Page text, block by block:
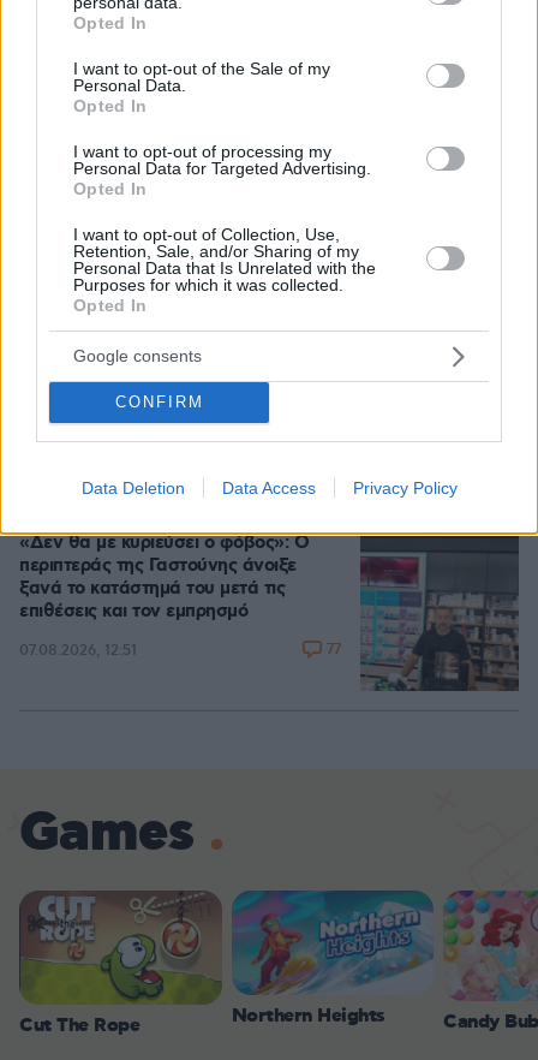
grant or deny consent to Google and its third-party tags to
use your data for below specified purposes in below Google
consent section.
Opted In
I want to opt-out of the Sale of my
Personal Data.
Opted In
I want to opt-out of processing my
Personal Data for Targeted Advertising.
Opted In
I want to opt-out of Collection, Use,
Retention, Sale, and/or Sharing of my
Personal Data that Is Unrelated with the
Purposes for which it was collected.
Opted In
Google consents
CONFIRM
Data Deletion Data Access Privacy Policy
07.08.2026, 10:26
γέφυρας Ρίου-Αντιρρίου: Αντέχει
πρόσκρουση με δεξαμενόπλοιο,
τυφώνες και κόστισε 800 εκατ. ευρώ
07.08.2026, 09:08 19
Βόρεια Εύβοια: Οι 14 λίμνες που
γεννήθηκαν από εγκαταλελειμμένα
μεταλλεία δημιουργώντας ένα
μοναδικό οικοσύστημα, δείτε
αεροφωτογραφίες
«Δεν θα με κυριεύσει ο φόβος»: Ο
περιπτεράς της Γαστούνης άνοιξε
ξανά το κατάστημά του μετά τις
επιθέσεις και τον εμπρησμό
07.08.2026, 12:51 77
Games
Cut The Rope Northern Heights Candy